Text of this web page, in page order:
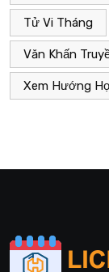
Tử Vi Tháng
Văn Khấn
Xem Hướng